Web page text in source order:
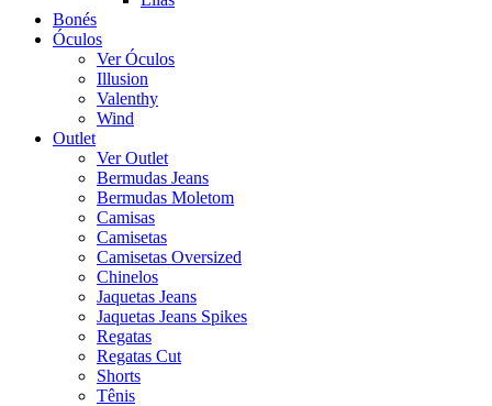
Bonés
Óculos
Ver Óculos
Illusion
Valenthy
Wind
Outlet
Ver Outlet
Bermudas Jeans
Bermudas Moletom
Camisas
Camisetas
Camisetas Oversized
Chinelos
Jaquetas Jeans
Jaquetas Jeans Spikes
Regatas
Regatas Cut
Shorts
Tênis